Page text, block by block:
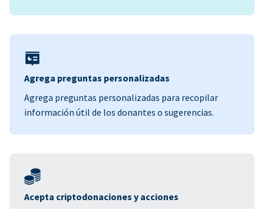
Agrega preguntas personalizadas
Agrega preguntas personalizadas para recopilar
información útil de los donantes o sugerencias.
Acepta criptodonaciones y acciones